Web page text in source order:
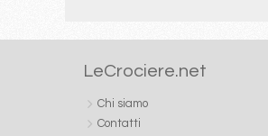
LeCrociere.net
Chi siamo
Contatti